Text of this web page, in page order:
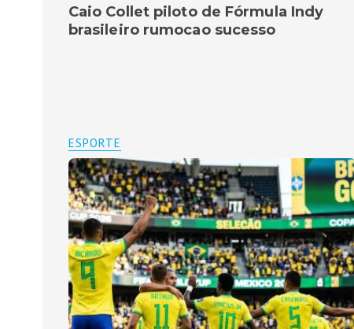
Caio Collet piloto de Fórmula Indy
brasileiro rumocao sucesso
ESPORTE